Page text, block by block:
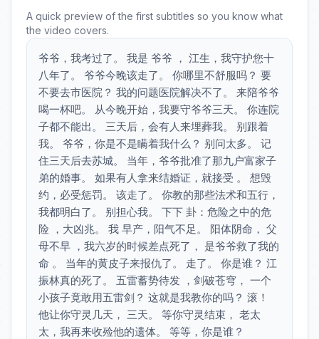
A quick preview of the first subtitles so you know what
the video covers.
爷爷，我考过了。 我是 爷爷 ， 江生，我守护您十
八年了。 爷爷今晚该走了。 你哪里不舒服吗？ 要
不要去市医院？ 我的问题医院解决不了。 来陪爷爷
喝一杯吧。 从今晚开始，我要守爷爷三天。 你连院
子都不能出。 三天后，会有人来埋葬我。 别跟着
我。 爷爷，你是不是瞒着我什么？ 别问太多。 记
住三天后去苏城。 当年，爷爷批准了那九户富家子
弟的婚事。 如果有人拿来结婚证，就接受 。 想毁
约，必受惩罚。 该走了。 你教的那些法术和五行，
我都明白了。 别担心我。 下下 卦：危险之中的危
险 ，大凶兆。 我 早产，阳气不足。 阳体阴命， 父
母不早 ，我六岁的时候差点死了， 是爷爷救了我的
命 。 当年的黄皮子来报仇了。 走了。 你是谁？ 江
振林真的死了。 五雷蓄势待发 ，剑破苍穹， 一个
小孩子竟敢用五雷剑？ 这就是我教你的吗？ 滚！
他让你守灵几天， 三天。 等你守灵结束， 老太
太，我再来收殓他的遗体。 等等，你是谁？